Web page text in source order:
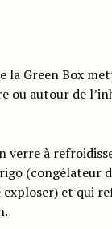
la Green Box
ou autour de
verre à
(congélateur
exploser) et qui